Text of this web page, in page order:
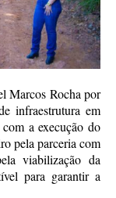
Marcos Rocha por
infraestrutura em
a execução do
pela parceria com
viabilização da
para garantir a